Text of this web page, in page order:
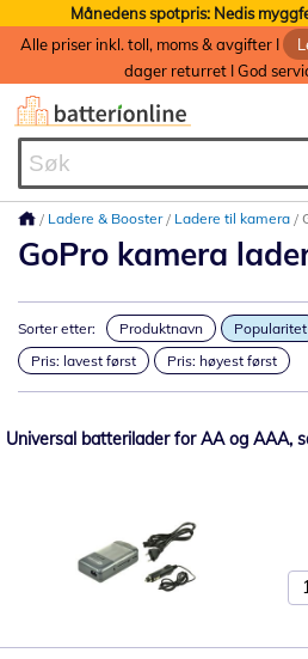
Månedens spotpris: Nedis
Alle priser inkl. toll, moms & avgifter I
dager returret I God
Ladere & Booster Ladere til kamera
GoPro kamera
Sorter etter: Produktnavn
Popularitet
Pris: lavest først
Pris: høyest først
Universal batterilader for AA og AAA,